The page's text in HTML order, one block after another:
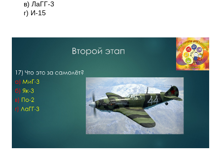
в) ЛаГГ-3
г) И-15